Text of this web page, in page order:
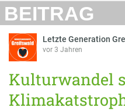
BEITRAG
Letzte Generation
vor 3 Jahren
Kulturwandel